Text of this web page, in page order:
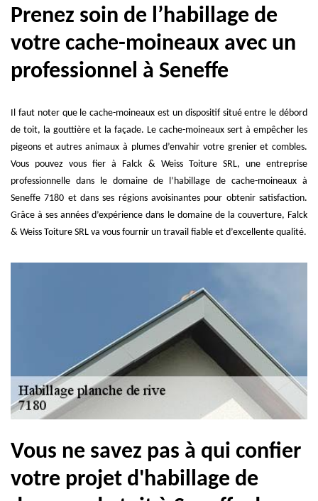
Prenez soin de l’habillage de
votre cache-moineaux avec un
professionnel à Seneffe
Il faut noter que le cache-moineaux est un dispositif situé entre le débord
de toit, la gouttière et la façade. Le cache-moineaux sert à empêcher les
pigeons et autres animaux à plumes d’envahir votre grenier et combles.
Vous pouvez vous fier à Falck & Weiss Toiture SRL, une entreprise
professionnelle dans le domaine de l’habillage de cache-moineaux à
Seneffe 7180 et dans ses régions avoisinantes pour obtenir satisfaction.
Grâce à ses années d’expérience dans le domaine de la couverture, Falck
& Weiss Toiture SRL va vous fournir un travail fiable et d’excellente qualité.
Vous ne savez pas à qui confier
votre projet d'habillage de